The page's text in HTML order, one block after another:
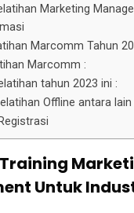
Marketing
Marcomm Tahun
Marcomm :
tahun 2023 ini :
Offline antara
Untuk